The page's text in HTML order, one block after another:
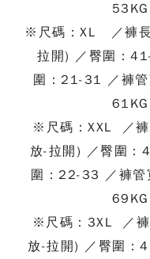
※尺碼：XL ／褲
拉開) ／臀圍：
圍：21-31 ／褲
※尺碼：XXL ／
放-拉開) ／臀圍
圍：22-33 ／褲
※尺碼：3XL ／
放-拉開) ／臀圍